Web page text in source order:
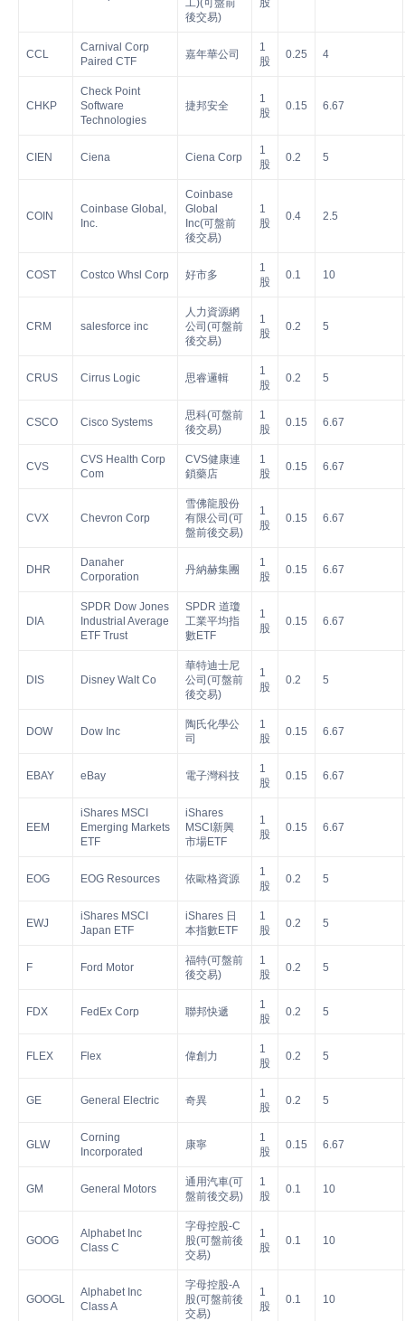
工)(可盤前
後交易)
股
CCL
Carnival Corp
Paired CTF
嘉年華公司
1
股
0.25 4
CHKP
Check Point
Software
Technologies
捷邦安全
1
股
0.15 6.67
CIEN Ciena Ciena Corp
1
股
0.2 5
COIN
Coinbase Global,
Inc.
Coinbase
Global
Inc(可盤前
後交易)
1
股
0.4 2.5
COST Costco Whsl Corp 好市多
1
股
0.1 10
CRM salesforce inc
人力資源網
公司(可盤前
後交易)
1
股
0.2 5
CRUS Cirrus Logic 思睿邏輯
1
股
0.2 5
CSCO Cisco Systems
思科(可盤前
後交易)
1
股
0.15 6.67
CVS
CVS Health Corp
Com
CVS健康連
鎖藥店
1
股
0.15 6.67
CVX Chevron Corp
雪佛龍股份
有限公司(可
盤前後交易)
1
股
0.15 6.67
DHR
Danaher
Corporation
丹納赫集團
1
股
0.15 6.67
DIA
SPDR Dow Jones
Industrial Average
ETF Trust
SPDR 道瓊
工業平均指
數ETF
1
股
0.15 6.67
DIS Disney Walt Co
華特迪士尼
公司(可盤前
後交易)
1
股
0.2 5
DOW Dow Inc
陶氏化學公
司
1
股
0.15 6.67
EBAY eBay 電子灣科技
1
股
0.15 6.67
EEM
iShares MSCI
Emerging Markets
ETF
iShares
MSCI新興
市場ETF
1
股
0.15 6.67
EOG EOG Resources 依歐格資源
1
股
0.2 5
EWJ
iShares MSCI
Japan ETF
iShares 日
本指數ETF
1
股
0.2 5
F Ford Motor
福特(可盤前
後交易)
1
股
0.2 5
FDX FedEx Corp 聯邦快遞
1
股
0.2 5
FLEX Flex 偉創力
1
股
0.2 5
GE General Electric 奇異
1
股
0.2 5
GLW
Corning
Incorporated
康寧
1
股
0.15 6.67
GM General Motors
通用汽車(可
盤前後交易)
1
股
0.1 10
GOOG
Alphabet Inc
Class C
字母控股-C
股(可盤前後
交易)
1
股
0.1 10
GOOGL
Alphabet Inc
Class A
字母控股-A
股(可盤前後
交易)
1
股
0.1 10